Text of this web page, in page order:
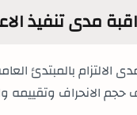
بالمبتدئ
الانحراف وتقييمه